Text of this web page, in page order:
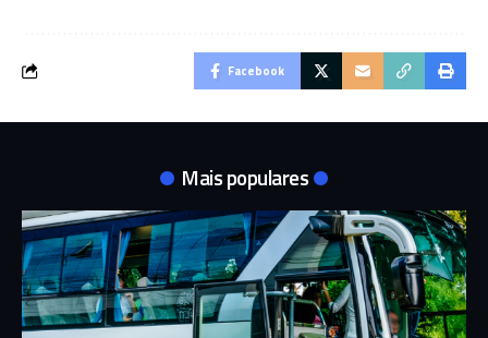
Facebook
Mais populares